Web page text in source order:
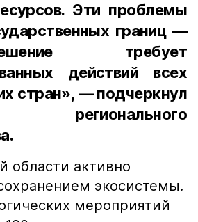
Эти проблемы
границ —
требует
действий всех
стран», — подчеркнул
области активно
экосистемы.
мероприятий